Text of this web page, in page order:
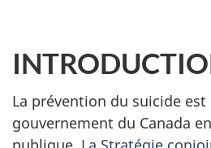
La prévention du suicide
gouvernement du Canada